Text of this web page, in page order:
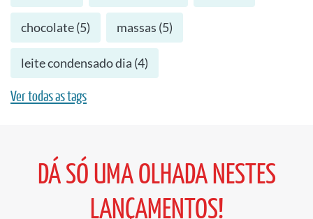
chocolate(5) massas (5)
leite condensado dia (4)
Ver todas as tags
DÁ SÓ UMA OLHADA NESTES
LANÇAMENTOS!